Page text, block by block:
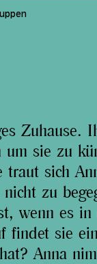
Zuhause.
sie zu
traut sich
zu
wenn es
findet sie
Anna